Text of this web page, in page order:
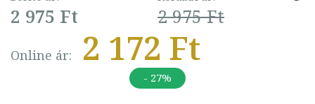
2 975 Ft 2 975 Ft
Online ár: 2 172 Ft
- 27%